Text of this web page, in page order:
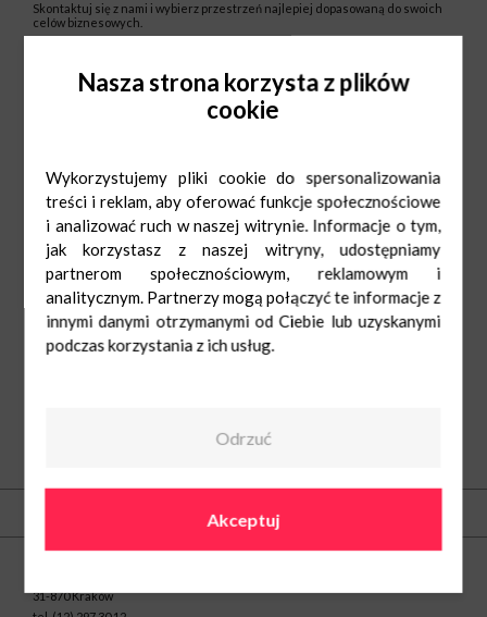
Skontaktuj się z nami i wybierz przestrzeń najlepiej dopasowaną do swoich
celów biznesowych.
Centrum Nowe Czyżyny
31-870 Kraków
Nasza strona korzysta z plików
cookie
Wykorzystujemy pliki cookie do spersonalizowania
treści i reklam, aby oferować funkcje społecznościowe
i analizować ruch w naszej witrynie. Informacje o tym,
jak korzystasz z naszej witryny, udostępniamy
partnerom społecznościowym, reklamowym i
analitycznym. Partnerzy mogą połączyć te informacje z
innymi danymi otrzymanymi od Ciebie lub uzyskanymi
podczas korzystania z ich usług.
Odrzuć
Akceptuj